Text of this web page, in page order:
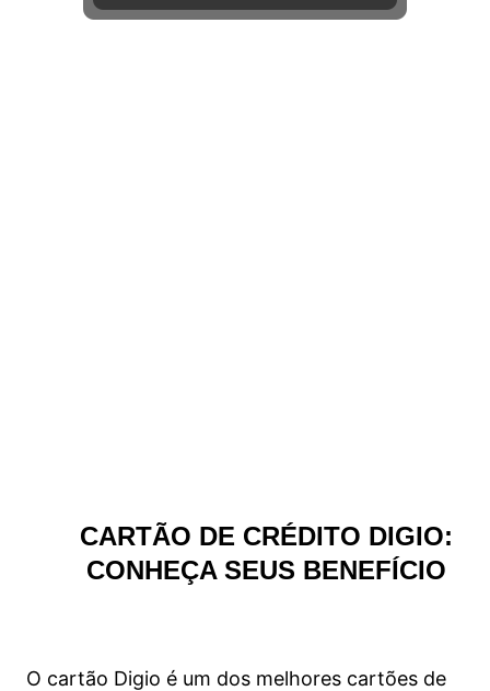
CARTÃO DE CRÉDITO DIGIO:
CONHEÇA SEUS BENEFÍCIO
O cartão Digio é um dos melhores cartões de